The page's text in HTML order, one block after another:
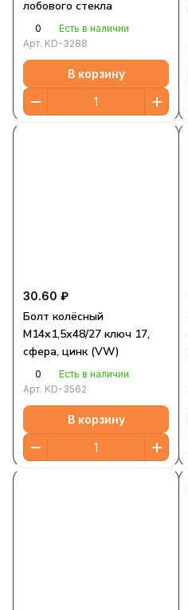
лобового стекла
0
Есть в наличии
Арт. KD-3288
В корзину
30.60 ₽
Болт колёсный
М14х1,5х48/27 ключ 17,
сфера, цинк (VW)
0
Есть в наличии
Арт. KD-3562
В корзину